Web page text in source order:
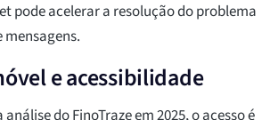
pode acelerar a resolução do problema
e acessibilidade